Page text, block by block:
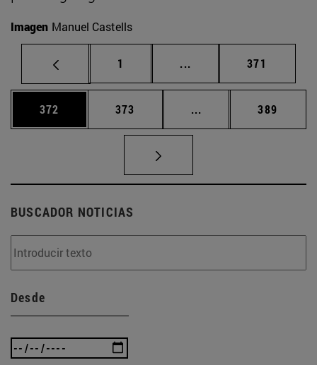
Imagen Manuel Castells
Página
1 ... Páginas intermedias
Página
371
Página
372 Página
373 ... Páginas intermedias
Página
389
BUSCADOR NOTICIAS
Desde